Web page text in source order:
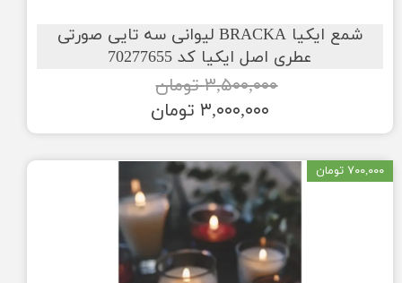
شمع ایکیا BRACKA لیوانی سه تایی صورتی
عطری اصل ایکیا کد 70277655
۳,۵۰۰,۰۰۰ تومان
۳,۰۰۰,۰۰۰ تومان
۷۰۰,۰۰۰ تومان